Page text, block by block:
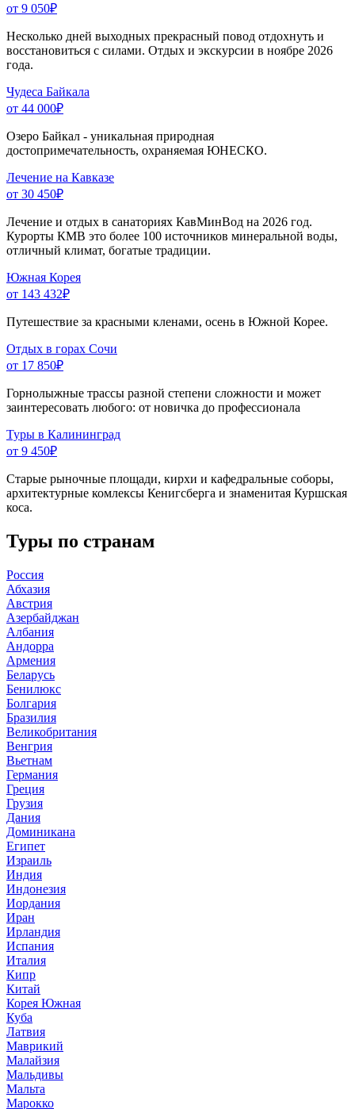
от 9 050₽
Несколько дней выходных прекрасный повод отдохнуть и
восстановиться с силами. Отдых и экскурсии в ноябре 2026
года.
Чудеса Байкала
от 44 000₽
Озеро Байкал - уникальная природная
достопримечательность, охраняемая ЮНЕСКО.
Лечение на Кавказе
от 30 450₽
Лечение и отдых в санаториях КавМинВод на 2026 год.
Курорты КМВ это более 100 источников минеральной воды,
отличный климат, богатые традиции.
Южная Корея
от 143 432₽
Путешествие за красными кленами, осень в Южной Корее.
Отдых в горах Сочи
от 17 850₽
Горнолыжные трассы разной степени сложности и может
заинтересовать любого: от новичка до профессионала
Туры в Калининград
от 9 450₽
Старые рыночные площади, кирхи и кафедральные соборы,
архитектурные комлексы Кенигсберга и знаменитая Куршская
коса.
Туры по странам
Россия
Абхазия
Австрия
Азербайджан
Албания
Андорра
Армения
Беларусь
Бенилюкс
Болгария
Бразилия
Великобритания
Венгрия
Вьетнам
Германия
Греция
Грузия
Дания
Доминикана
Египет
Израиль
Индия
Индонезия
Иордания
Иран
Ирландия
Испания
Италия
Кипр
Китай
Корея Южная
Куба
Латвия
Маврикий
Малайзия
Мальдивы
Мальта
Марокко